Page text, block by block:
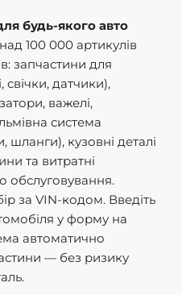
будь-якого авто
100 000 артикулів
запчастини для
свічки, датчики),
важелі,
система
шланги), кузовні деталі
та витратні
обслуговування.
за VIN-кодом. Введіть
у форму на
автоматично
— без ризику